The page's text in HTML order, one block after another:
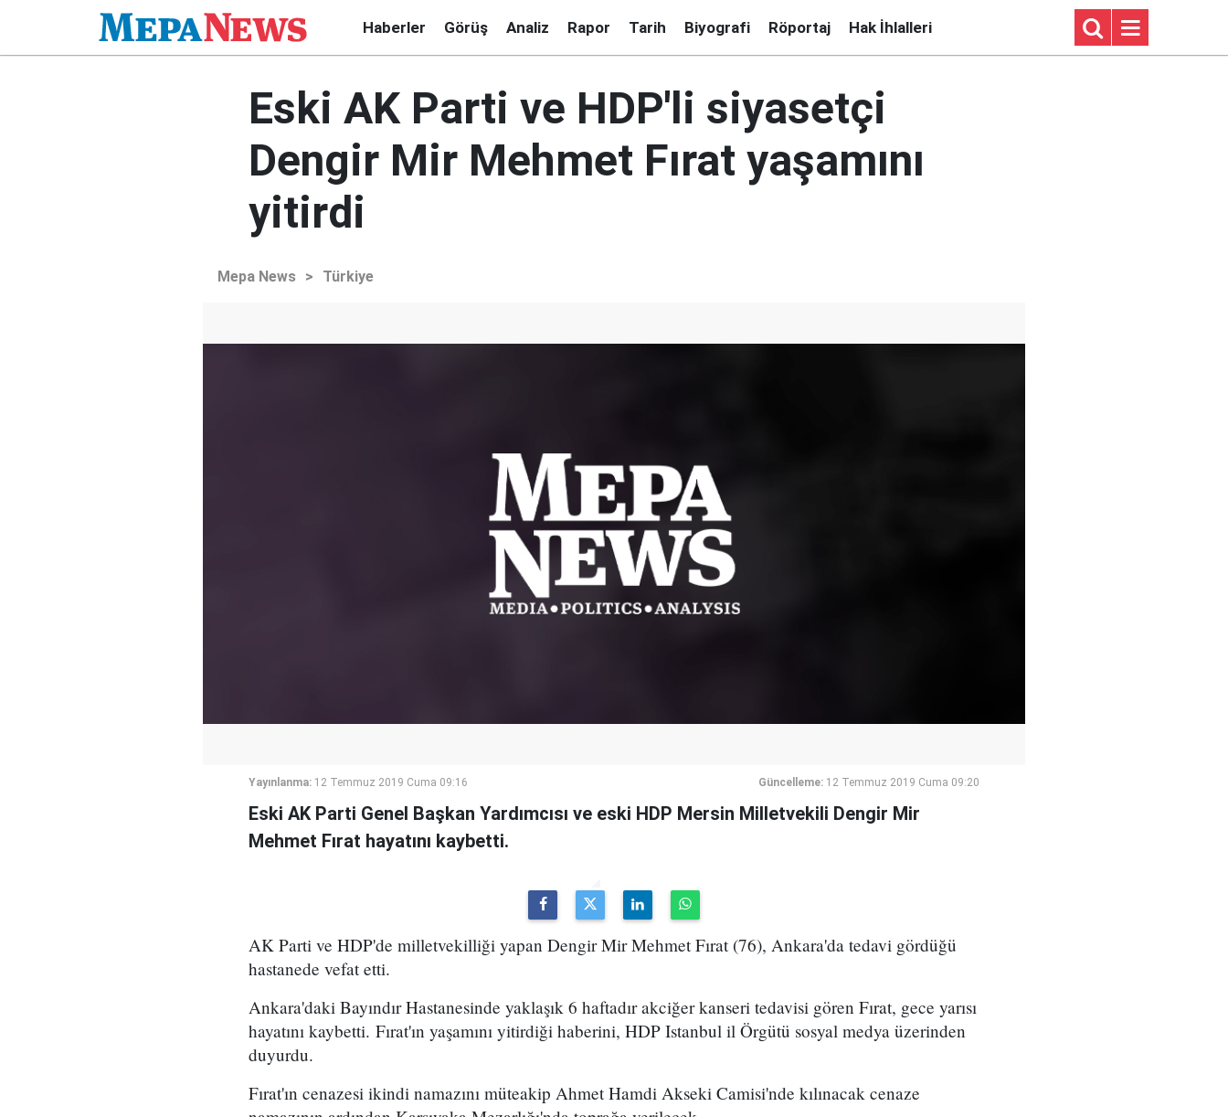
Haberler Görüş Analiz Rapor Tarih Biyografi Röportaj Hak İhlalleri
Eski AK Parti ve HDP'li siyasetçi
Dengir Mir Mehmet Fırat yaşamını
yitirdi
Mepa News > Türkiye
Yayınlanma: 12 Temmuz 2019 Cuma 09:16 Güncelleme: 12 Temmuz 2019 Cuma 09:20
Eski AK Parti Genel Başkan Yardımcısı ve eski HDP Mersin Milletvekili Dengir Mir
Mehmet Fırat hayatını kaybetti.
AK Parti ve HDP'de milletvekilliği yapan Dengir Mir Mehmet Fırat (76), Ankara'da tedavi gördüğü
hastanede vefat etti.
Ankara'daki Bayındır Hastanesinde yaklaşık 6 haftadır akciğer kanseri tedavisi gören Fırat, gece yarısı
hayatını kaybetti. Fırat'ın yaşamını yitirdiği haberini, HDP Istanbul il Örgütü sosyal medya üzerinden
duyurdu.
Fırat'ın cenazesi ikindi namazını müteakip Ahmet Hamdi Akseki Camisi'nde kılınacak cenaze